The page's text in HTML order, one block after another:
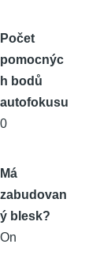
Počet
pomocnýc
h bodů
autofokusu
0
Má
zabudovan
ý blesk?
On